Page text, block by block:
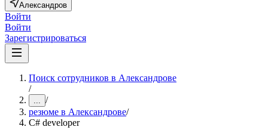
Александров
Войти
Войти
Зарегистрироваться
Поиск сотрудников в Александрове
/
... /
резюме в Александрове/
C# developer